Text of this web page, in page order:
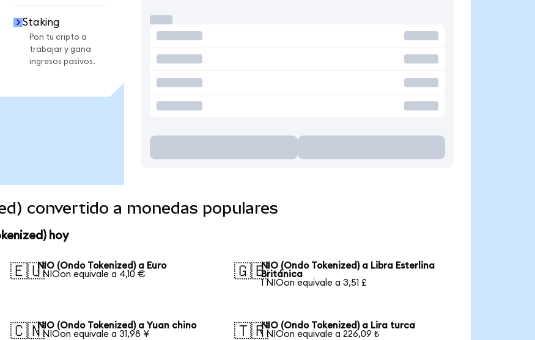
Staking
Pon tu cripto a
trabajar y gana
ingresos pasivos.
convertido a monedas populares
hoy
🇪🇺NIO (Ondo Tokenized) a Euro
1 NIOon equivale a 4,10 €
🇬🇧NIO (Ondo Tokenized) a Libra Esterlina
Británica
1 NIOon equivale a 3,51 £
🇨🇳NIO (Ondo Tokenized) a Yuan chino
1 NIOon equivale a 31,98 ¥
🇹🇷NIO (Ondo Tokenized) a Lira turca
1 NIOon equivale a 226,09 ₺